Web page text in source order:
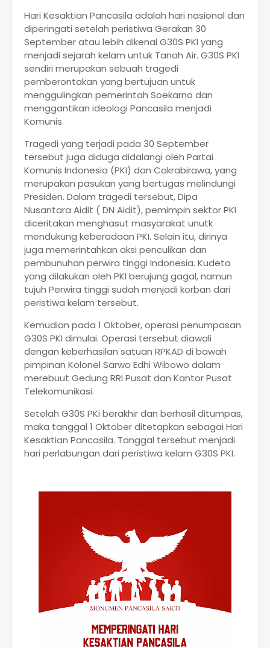
Hari Kesaktian Pancasila adalah hari nasional dan
diperingati setelah peristiwa Gerakan 30
September atau lebih dikenal G30S PKI yang
menjadi sejarah kelam untuk Tanah Air. G30S PKI
sendiri merupakan sebuah tragedi
pemberontakan yang bertujuan untuk
menggulingkan pemerintah Soekarno dan
menggantikan ideologi Pancasila menjadi
Komunis.
Tragedi yang terjadi pada 30 September
tersebut juga diduga didalangi oleh Partai
Komunis Indonesia (PKI) dan Cakrabirawa, yang
merupakan pasukan yang bertugas melindungi
Presiden. Dalam tragedi tersebut, Dipa
Nusantara Aidit ( DN Aidit), pemimpin sektor PKI
diceritakan menghasut masyarakat unutk
mendukung keberadaan PKI. Selain itu, dirinya
juga memerintahkan aksi penculikan dan
pembunuhan perwira tinggi Indonesia. Kudeta
yang dilakukan oleh PKI berujung gagal, namun
tujuh Perwira tinggi sudah menjadi korban dari
peristiwa kelam tersebut.
Kemudian pada 1 Oktober, operasi penumpasan
G30S PKI dimulai. Operasi tersebut diawali
dengan keberhasilan satuan RPKAD di bawah
pimpinan Kolonel Sarwo Edhi Wibowo dalam
merebuut Gedung RRI Pusat dan Kantor Pusat
Telekomunikasi.
Setelah G30S PKi berakhir dan berhasil ditumpas,
maka tanggal 1 Oktober ditetapkan sebagai Hari
Kesaktian Pancasila. Tanggal tersebut menjadi
hari perlabungan dari peristiwa kelam G30S PKI.